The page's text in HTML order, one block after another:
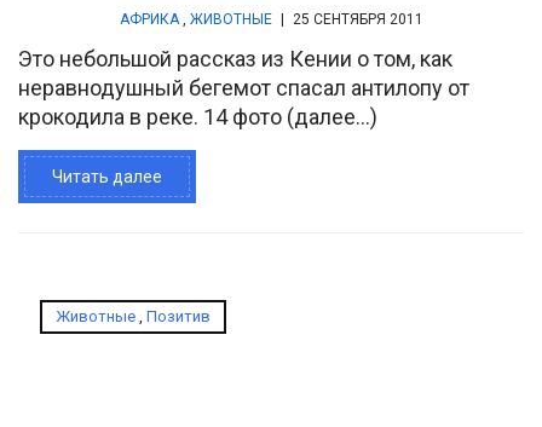
АФРИКА, ЖИВОТНЫЕ 25 СЕНТЯБРЯ 2011
Это небольшой рассказ из Кении о том, как
неравнодушный бегемот спасал антилопу от
крокодила в реке. 14 фото (далее…)
Читать далее
Животные , Позитив